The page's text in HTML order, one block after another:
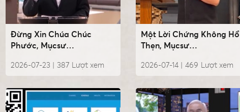
Đừng Xin Chúa Chúc
Phước, Mụcsư
2026-07-23 | Lượt xem
387
Một Lời Chứng Không Hổ
Thẹn, Mụcsư
2026-07-14 | Lượt xem
469